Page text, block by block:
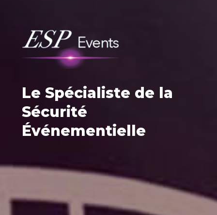
Le Spécialiste de la
Sécurité
Événementielle